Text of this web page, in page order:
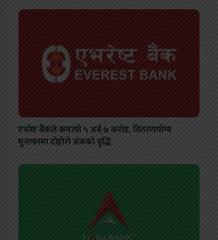
एभरेष्ट बैंकले कमायो ५ अर्ब ७ करोड, वितरणयोग्य
मुनाफामा दोहोरो अंकको वृद्धि